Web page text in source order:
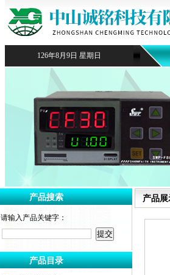
126年8月9日 星期日
产品搜索
请输入产品关键字：
产品目录
产品展